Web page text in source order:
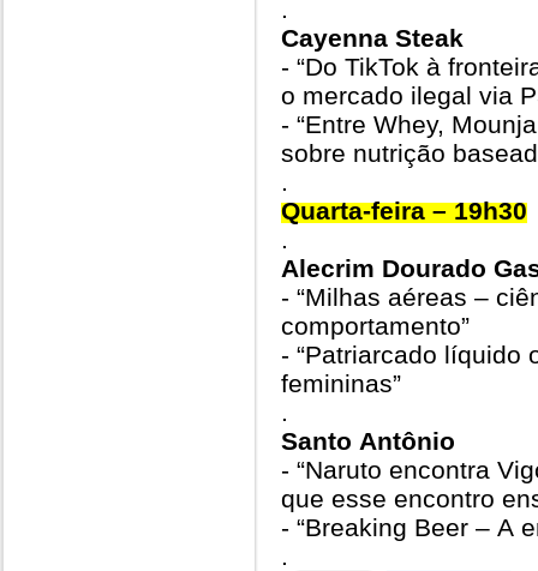
.
Cayenna Steak
- “Do TikTok à
o mercado ilegal via
- “Entre Whey,
sobre nutrição
.
Quarta-feira – 19h30
.
Alecrim Dourado
- “Milhas aéreas –
comportamento”
- “Patriarcado líquido
femininas”
.
Santo Antônio
- “Naruto encontra
que esse encontro
- “Breaking Beer – A
.